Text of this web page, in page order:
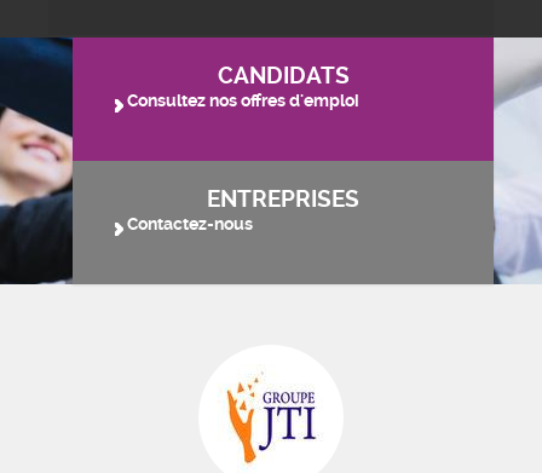
CANDIDATS
Consultez nos offres d'emploi
ENTREPRISES
Contactez-nous